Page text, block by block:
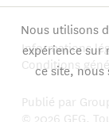
Informations
Conditions
Publié par
© 2026 GEG.
Nous utilisons
expérience sur
ce site, nous